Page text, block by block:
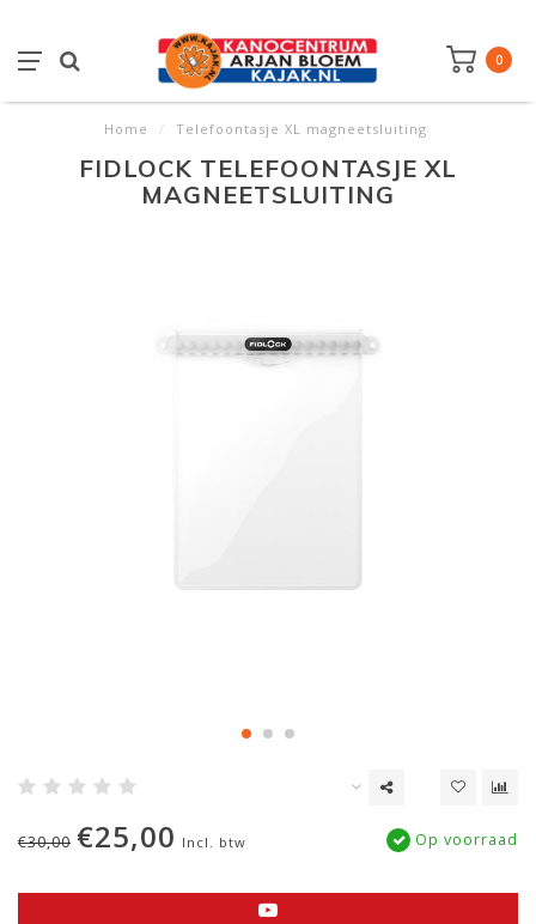
0
Home / Telefoontasje XL magneetsluiting
FIDLOCK TELEFOONTASJE XL
MAGNEETSLUITING
€30,00 €25,00 Incl. btw Op voorraad